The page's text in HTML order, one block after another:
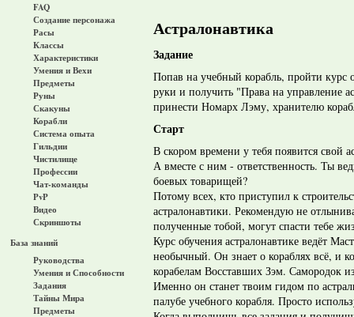
FAQ
Создание персонажа
Расы
Классы
Характеристики
Умения и Вехи
Предметы
Руны
Скакуны
Корабли
Система опыта
Гильдии
Чистилище
Профессии
Чат-команды
PvP
Видео
Скриншоты
База знаний
Руководства
Умения и Способности
Задания
Тайны Мира
Предметы
Астралонавтика
Задание
Попав на учебный корабль, пройти курс
руки и получить "Права на управление
принести Номарх Лэму, хранителю
Старт
В скором времени у тебя появится свой
А вместе с ним - ответственность. Ты
боевых товарищей?
Потому всех, кто приступил к
астралонавтики. Рекомендую не
полученные тобой, могут спасти тебе
Курс обучения астралонавтике ведёт
необычный. Он знает о кораблях всё, и
корабелам Восставших Зэм. Самородок
Именно он станет твоим гидом по
палубе учебного корабля. Просто